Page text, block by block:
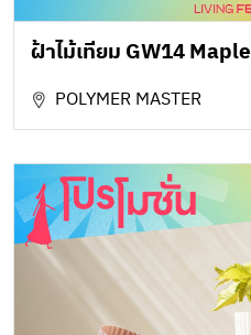
ฝ้าไม้เทียม GW14
POLYMER MASTER